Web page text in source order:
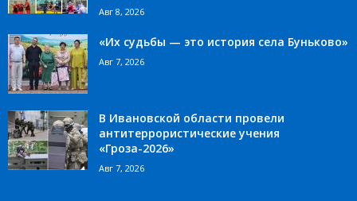
Авг 8, 2026
«Их судьбы — это история села Буньково»
Авг 7, 2026
В Ивановской области провели
антитеррористические учения
«Гроза-2026»
Авг 7, 2026